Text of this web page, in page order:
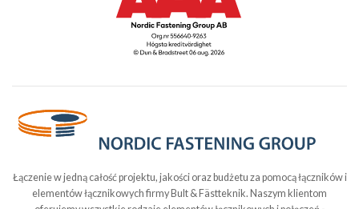
Łączenie w jedną całość projektu, jakości oraz budżetu za pomocą łączników i
elementów łącznikowych firmy Bult & Fästteknik. Naszym klientom